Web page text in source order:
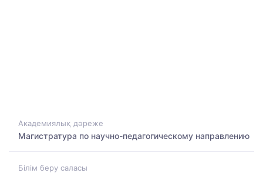
Академиялық дәреже
Магистратура по научно-педагогическому направлению
Білім беру саласы